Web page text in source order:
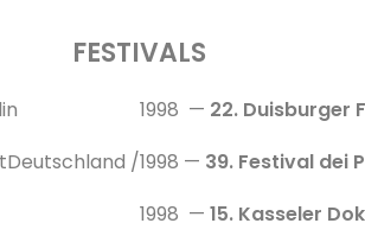
FESTIVALS
/
1998 — 22. Duisburger
1998 — 39. Festival dei
1998 — 15. Kasseler